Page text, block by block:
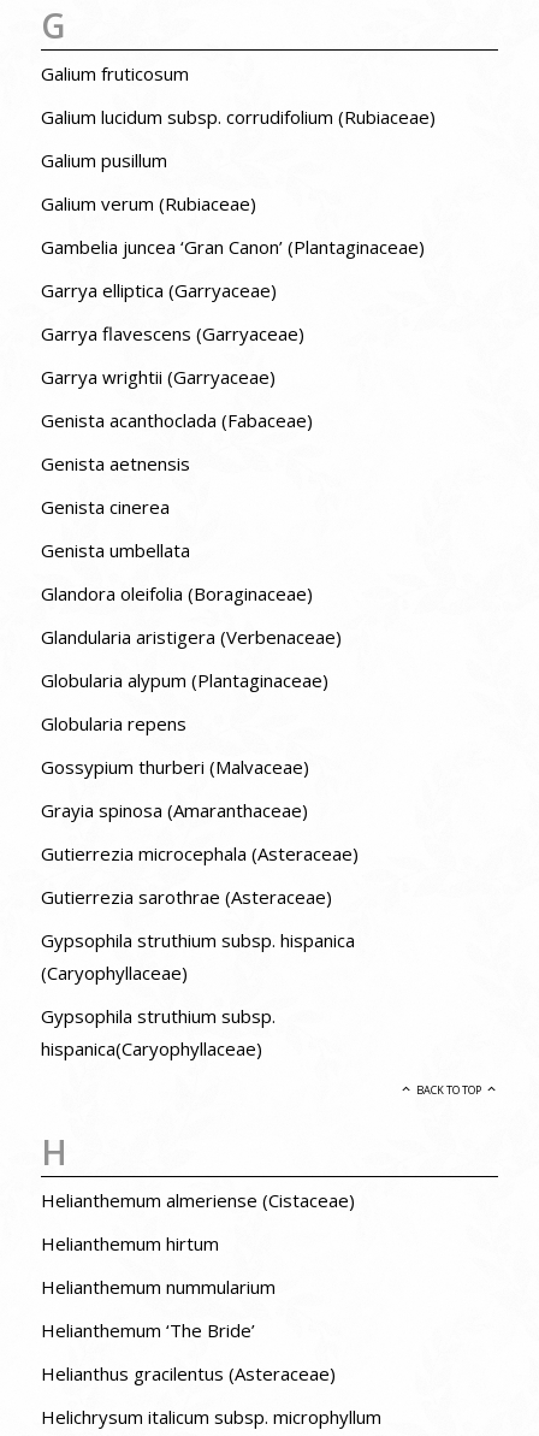
G
Galium fruticosum
Galium lucidum subsp. corrudifolium (Rubiaceae)
Galium pusillum
Galium verum (Rubiaceae)
Gambelia juncea ‘Gran Canon’ (Plantaginaceae)
Garrya elliptica (Garryaceae)
Garrya flavescens (Garryaceae)
Garrya wrightii (Garryaceae)
Genista acanthoclada (Fabaceae)
Genista aetnensis
Genista cinerea
Genista umbellata
Glandora oleifolia (Boraginaceae)
Glandularia aristigera (Verbenaceae)
Globularia alypum (Plantaginaceae)
Globularia repens
Gossypium thurberi (Malvaceae)
Grayia spinosa (Amaranthaceae)
Gutierrezia microcephala (Asteraceae)
Gutierrezia sarothrae (Asteraceae)
Gypsophila struthium subsp. hispanica
(Caryophyllaceae)
Gypsophila struthium subsp.
hispanica(Caryophyllaceae)
BACK TO TOP
H
Helianthemum almeriense (Cistaceae)
Helianthemum hirtum
Helianthemum nummularium
Helianthemum ‘The Bride’
Helianthus gracilentus (Asteraceae)
Helichrysum italicum subsp. microphyllum